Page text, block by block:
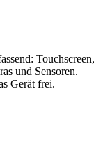
Touchscreen,
und Sensoren.
Gerät frei.